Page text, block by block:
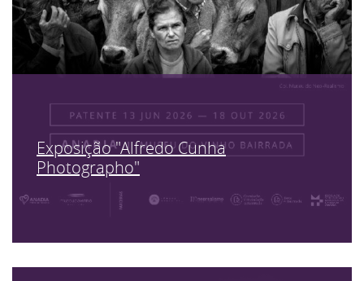
Exposição "Alfredo Cunha
Photographo"